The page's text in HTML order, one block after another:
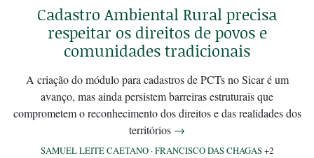
Cadastro Ambiental Rural precisa
respeitar os direitos de povos e
comunidades tradicionais
A criação do módulo para cadastros de PCTs no Sicar é um
avanço, mas ainda persistem barreiras estruturais que
comprometem o reconhecimento dos direitos e das realidades dos
territórios →
SAMUEL LEITE CAETANO ·FRANCISCO DAS CHAGAS+2